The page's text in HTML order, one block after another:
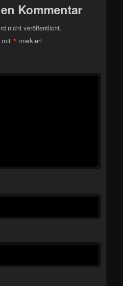
Kommentar
nicht veröffentlicht.
mit* markiert